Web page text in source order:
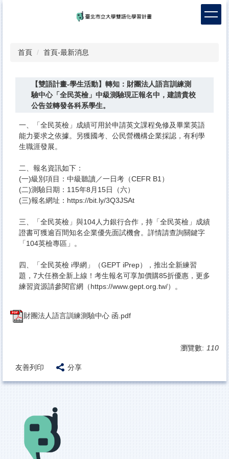
首頁 首頁-最新消息
【雙語計畫-學生活動】轉知：財團法人語言訓練測
驗中心「全民英檢」中級測驗現正報名中，建請貴校
公告並轉發各科系學生。
一、「全民英檢」成績可用於申請英文課程免修及畢業英語
能力要求之依據。另獲國考、公民營機構企業採認，有利學
生職涯發展。
二、報名資訊如下：
(一)級別項目：中級聽讀／一日考（CEFR B1）
(二)測驗日期：115年8月15日（六）
(三)報名網址：https://bit.ly/3Q3JSAt
三、「全民英檢」與104人力銀行合作，持「全民英檢」成績
證書可獲逾百間知名企業優先面試機會。詳情請查詢關鍵字
「104英檢專區」。
四、「全民英檢 i學網」（GEPT iPrep），推出全新練習
題，7大任務全新上線！考生報名可享加價購85折優惠，更多
練習資源請參閱官網（https://www.gept.org.tw/）。
財團法人語言訓練測驗中心 函.pdf
瀏覽數: 110
友善列印 分享